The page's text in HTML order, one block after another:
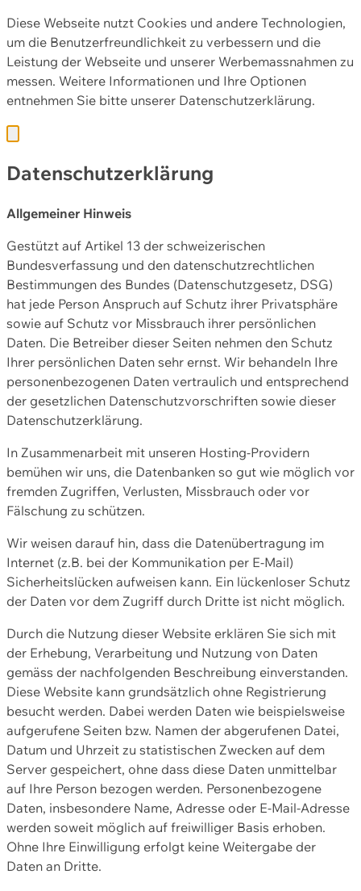
Diese Webseite nutzt Cookies und andere Technologien,
um die Benutzerfreundlichkeit zu verbessern und die
Leistung der Webseite und unserer Werbemassnahmen zu
messen. Weitere Informationen und Ihre Optionen
entnehmen Sie bitte unserer Datenschutzerklärung.
Datenschutzerklärung
Allgemeiner Hinweis
Gestützt auf Artikel 13 der schweizerischen
Bundesverfassung und den datenschutzrechtlichen
Bestimmungen des Bundes (Datenschutzgesetz, DSG)
hat jede Person Anspruch auf Schutz ihrer Privatsphäre
sowie auf Schutz vor Missbrauch ihrer persönlichen
Daten. Die Betreiber dieser Seiten nehmen den Schutz
Ihrer persönlichen Daten sehr ernst. Wir behandeln Ihre
personenbezogenen Daten vertraulich und entsprechend
der gesetzlichen Datenschutzvorschriften sowie dieser
Datenschutzerklärung.
In Zusammenarbeit mit unseren Hosting-Providern
bemühen wir uns, die Datenbanken so gut wie möglich vor
fremden Zugriffen, Verlusten, Missbrauch oder vor
Fälschung zu schützen.
Wir weisen darauf hin, dass die Datenübertragung im
Internet (z.B. bei der Kommunikation per E-Mail)
Sicherheitslücken aufweisen kann. Ein lückenloser Schutz
der Daten vor dem Zugriff durch Dritte ist nicht möglich.
Durch die Nutzung dieser Website erklären Sie sich mit
der Erhebung, Verarbeitung und Nutzung von Daten
gemäss der nachfolgenden Beschreibung einverstanden.
Diese Website kann grundsätzlich ohne Registrierung
besucht werden. Dabei werden Daten wie beispielsweise
aufgerufene Seiten bzw. Namen der abgerufenen Datei,
Datum und Uhrzeit zu statistischen Zwecken auf dem
Server gespeichert, ohne dass diese Daten unmittelbar
auf Ihre Person bezogen werden. Personenbezogene
Daten, insbesondere Name, Adresse oder E-Mail-Adresse
werden soweit möglich auf freiwilliger Basis erhoben.
Ohne Ihre Einwilligung erfolgt keine Weitergabe der
Daten an Dritte.